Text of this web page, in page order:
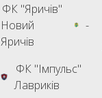
ФК "Яричів"
Новий
Яричів
-
ФК "Імпульс"
Лавриків